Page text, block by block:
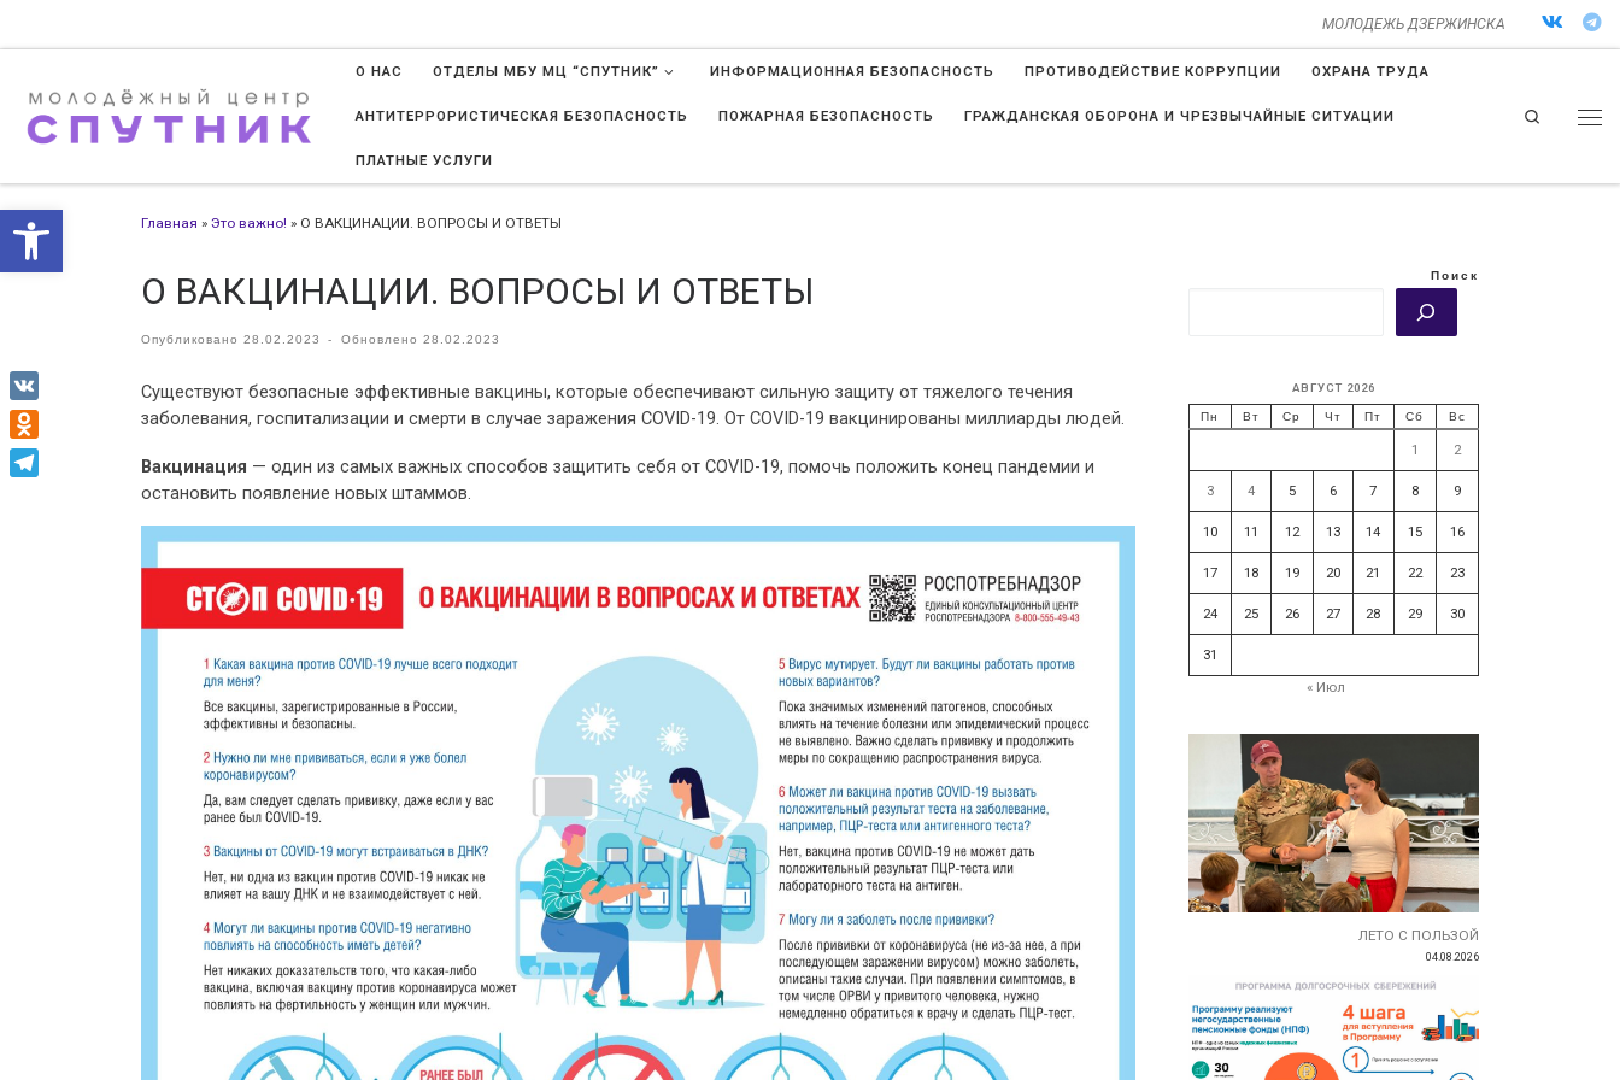
Открыть панель инструментов
МОЛОДЕЖЬ ДЗЕРЖИНСКА
О НАС ОТДЕЛЫ МБУ МЦ “СПУТНИК” ИНФОРМАЦИОННАЯ БЕЗОПАСНОСТЬ ПРОТИВОДЕЙСТВИЕ КОРРУПЦИИ ОХРАНА ТРУДА
АНТИТЕРРОРИСТИЧЕСКАЯ БЕЗОПАСНОСТЬ ПОЖАРНАЯ БЕЗОПАСНОСТЬ ГРАЖДАНСКАЯ ОБОРОНА И ЧРЕЗВЫЧАЙНЫЕ СИТУАЦИИ
ПЛАТНЫЕ УСЛУГИ
Search
Главная » Это важно! » О ВАКЦИНАЦИИ. ВОПРОСЫ И ОТВЕТЫ
О ВАКЦИНАЦИИ. ВОПРОСЫ И ОТВЕТЫ
Опубликовано 28.02.2023 - Обновлено 28.02.2023
Существуют безопасные эффективные вакцины, которые обеспечивают сильную защиту от тяжелого течения
заболевания, госпитализации и смерти в случае заражения COVID-19. От COVID-19 вакцинированы миллиарды людей.
Вакцинация — один из самых важных способов защитить себя от COVID-19, помочь положить конец пандемии и
остановить появление новых штаммов.
Поиск
АВГУСТ 2026
Пн Вт Ср Чт Пт Сб Вс
1 2
3 4 5 6 7 8 9
10 11 12 13 14 15 16
17 18 19 20 21 22 23
24 25 26 27 28 29 30
31
« Июл
ЛЕТО С ПОЛЬЗОЙ
04.08.2026
VK
Odnoklassniki